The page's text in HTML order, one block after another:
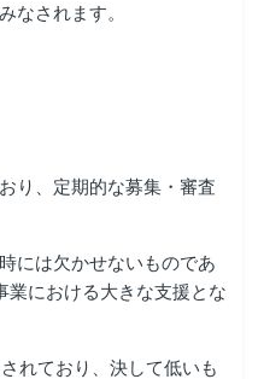
なされます。
り、定期的な募集・審査
には欠かせないものであ
業における大きな支援とな
れており、決して低いも